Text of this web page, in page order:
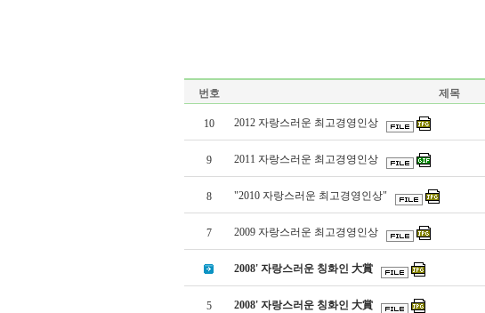
번호 제목
10 2012 자랑스러운 최고경영인상
9 2011 자랑스러운 최고경영인상
8 "2010 자랑스러운 최고경영인상"
7 2009 자랑스러운 최고경영인상
2008' 자랑스러운 칭화인 大賞
5 2008' 자랑스러운 칭화인 大賞